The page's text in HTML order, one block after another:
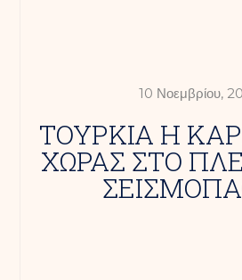
10 Νοεμβρίου,
ΤΟΥΡΚΙΑ Η
ΧΩΡΑΣ ΣΤΟ